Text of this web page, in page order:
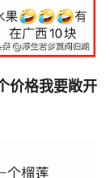
价格我要敞开